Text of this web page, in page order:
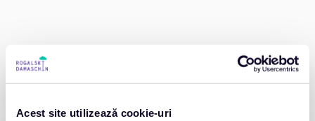
Acest site utilizează cookie-uri